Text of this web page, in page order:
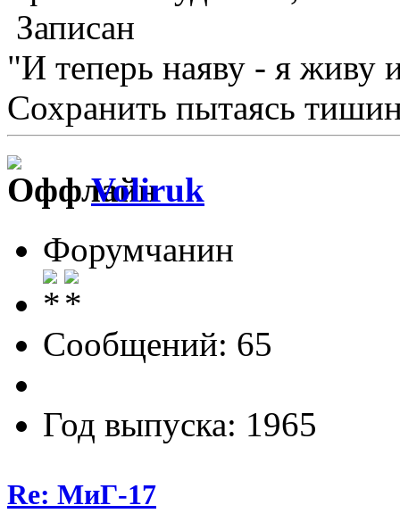
Записан
"И теперь наяву - я живу
Сохранить пытаясь
Voliruk
Форумчанин
Сообщений: 65
Год выпуска: 1965
Re: МиГ-17